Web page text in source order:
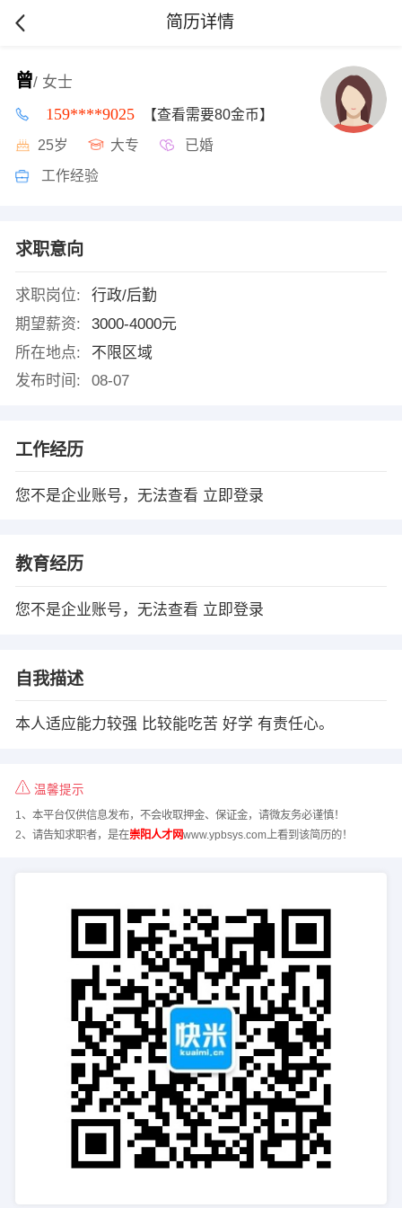
简历详情
曾/ 女士
159****9025 【查看需要80金币】
25岁 大专 已婚
工作经验
求职意向
求职岗位:
行政/后勤
期望薪资:
3000-4000元
所在地点:
不限区域
发布时间:
08-07
工作经历
您不是企业账号，无法查看 立即登录
教育经历
您不是企业账号，无法查看 立即登录
自我描述
本人适应能力较强 比较能吃苦 好学 有责任心。
温馨提示
1、本平台仅供信息发布，不会收取押金、保证金，请微友务必谨慎！
2、请告知求职者，是在崇阳人才网www.ypbsys.com上看到该简历的！